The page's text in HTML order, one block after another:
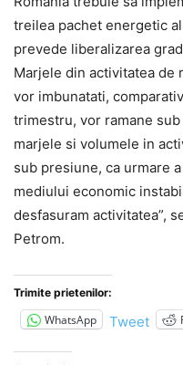
treilea pachet energetic
prevede liberalizarea
Marjele din activitatea de
vor imbunatati,
trimestru, vor ramane
marjele si volumele in
sub presiune, ca urmare
mediului economic
desfasuram activitatea”,
Petrom.
Trimite prietenilor:
WhatsApp Tweet